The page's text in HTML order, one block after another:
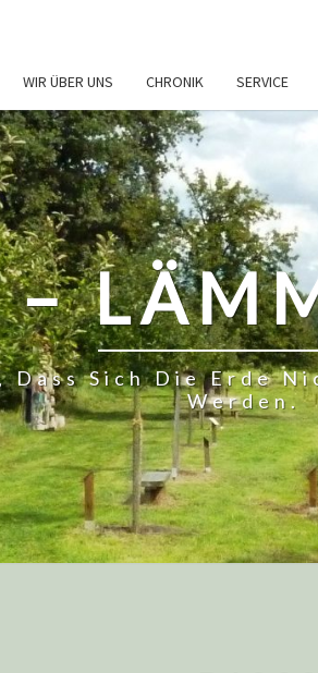
WIR ÜBER UNS CHRONIK SERVICE
Sich Die Erde
Werden.